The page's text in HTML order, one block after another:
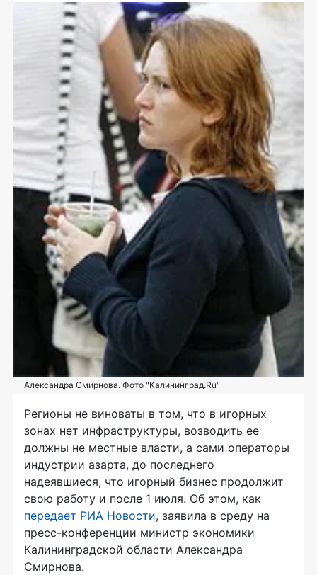
Александра Смирнова. Фото "Калининград.Ru"
Регионы не виноваты в том, что в игорных
зонах нет инфраструктуры, возводить ее
должны не местные власти, а сами операторы
индустрии азарта, до последнего
надеявшиеся, что игорный бизнес продолжит
свою работу и после 1 июля. Об этом, как
передает РИА Новости, заявила в среду на
пресс-конференции министр экономики
Калининградской области Александра
Смирнова.